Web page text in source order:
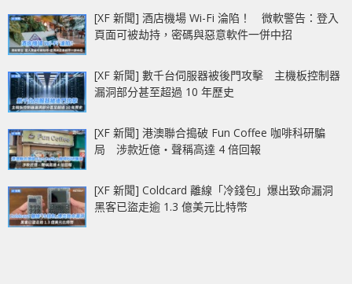
[XF 新聞] 酒店機場 Wi-Fi 淪陷！ 微軟警告：登入
頁面可被劫持，密碼與惡意軟件一併中招
[XF 新聞] 數千台伺服器被後門攻擊 主機板控制器
漏洞部分甚至超過 10 年歷史
[XF 新聞] 港澳聯合搗破 Fun Coffee 咖啡科研騙
局 涉款近億‧聲稱高達 4 倍回報
[XF 新聞] Coldcard 離線「冷錢包」爆出致命漏洞
黑客已盜走逾 1.3 億美元比特幣